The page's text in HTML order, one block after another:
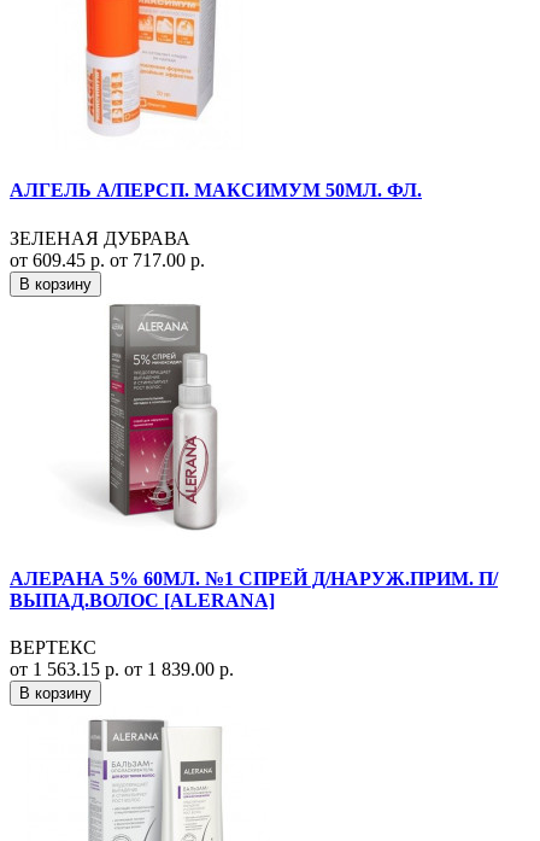
АЛГЕЛЬ А/ПЕРСП. МАКСИМУМ 50МЛ. ФЛ.
ЗЕЛЕНАЯ ДУБРАВА
от 609.45 р. от 717.00 р.
В корзину
АЛЕРАНА 5% 60МЛ. №1 СПРЕЙ Д/НАРУЖ.ПРИМ. П/
ВЫПАД.ВОЛОС [ALERANA]
ВЕРТЕКС
от 1 563.15 р. от 1 839.00 р.
В корзину